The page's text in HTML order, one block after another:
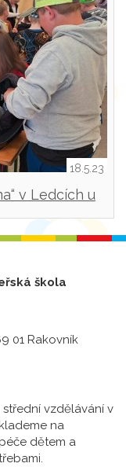
18.5.23
v Ledcích u
škola
01 Rakovník
vzdělávání v
na
dětem a